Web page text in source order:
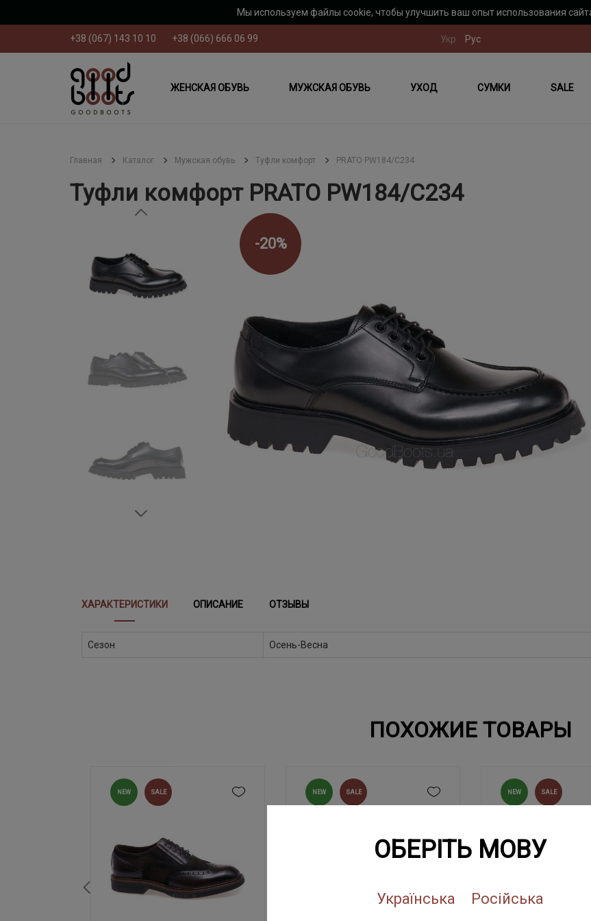
Мы используем файлы cookie, чтобы улучшить ваш опыт использования
ОБЕРІТЬ МОВУ
Українська Російська
+38 (067) 143 10 10 +38 (066) 666 06 99 Укр Рус
ЖЕНСКАЯ ОБУВЬ МУЖСКАЯ ОБУВЬ УХОД СУМКИ SALE
Главная Каталог Мужская обувь Туфли комфорт PRATO PW184/C234
Туфли комфорт PRATO PW184/C234
-20%
ХАРАКТЕРИСТИКИ ОПИСАНИЕ ОТЗЫВЫ
Сезон Осень-Весна
ПОХОЖИЕ ТОВАРЫ
NEW SALE NEW SALE NEW SALE